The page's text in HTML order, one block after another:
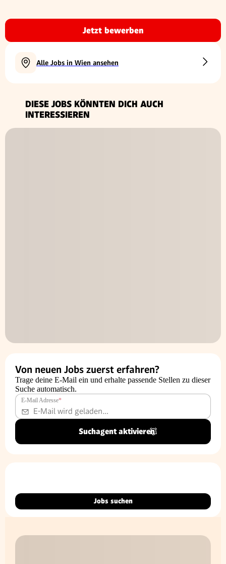
Jetzt bewerben
Alle Jobs in Wien ansehen
DIESE JOBS KÖNNTEN DICH AUCH
INTERESSIEREN
Von neuen Jobs zuerst erfahren?
Trage deine E-Mail ein und erhalte passende Stellen zu dieser
Suche automatisch.
E-Mail Adresse*
Suchagent aktivieren
Jobs suchen